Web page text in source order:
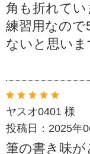
角も折れてい
練習用なの
ないと思いま
ヤスオ0401 様
投稿日：2025年
筆の書き味